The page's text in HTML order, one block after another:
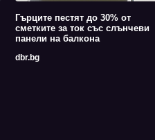
Гърците пестят до 30% от
сметките за ток със слънчеви
панели на балкона
dbr.bg